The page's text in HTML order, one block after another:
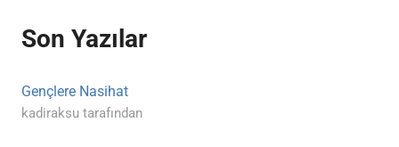
Son Yazılar
Gençlere Nasihat
kadiraksu tarafından